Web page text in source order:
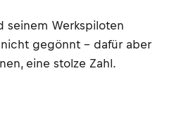
seinem Werkspiloten
gegönnt – dafür aber
eine stolze Zahl.